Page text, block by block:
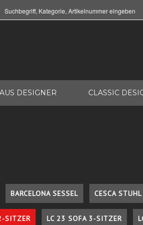
DESIGNER CLASSIC
BARCELONA SESSEL CESCA STUHL
SITZER LC 23 SOFA 3-SITZER